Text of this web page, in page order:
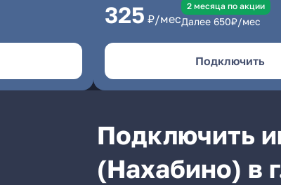
325 ₽/мес
2 месяцa по акции
Далее 650₽/мес
Подключить
Подключить
(Нахабино) в